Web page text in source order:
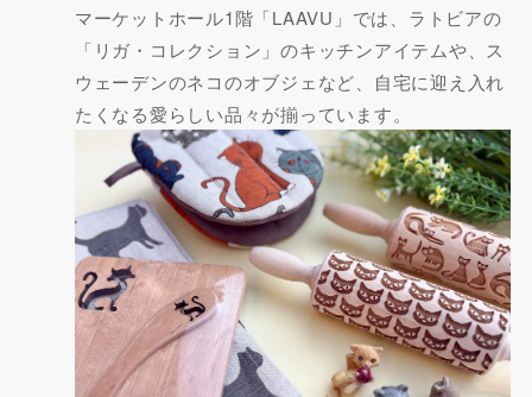
マーケットホール1階「LAAVU」では、ラトビアの
「リガ・コレクション」のキッチンアイテムや、ス
ウェーデンのネコのオブジェなど、自宅に迎え入れ
たくなる愛らしい品々が揃っています。